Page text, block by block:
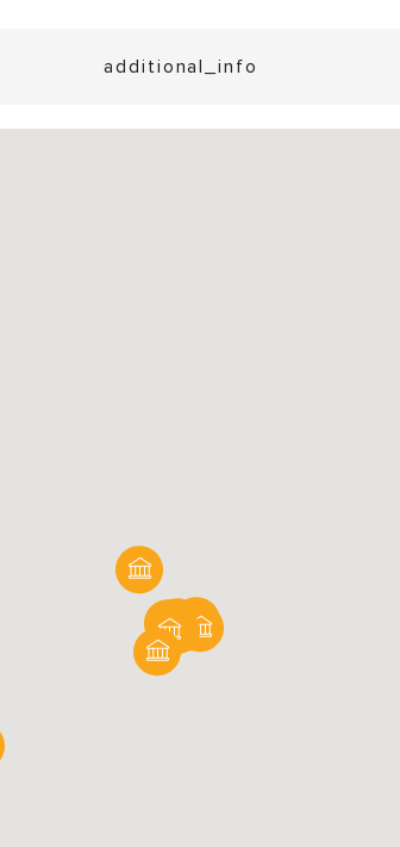
additional_info